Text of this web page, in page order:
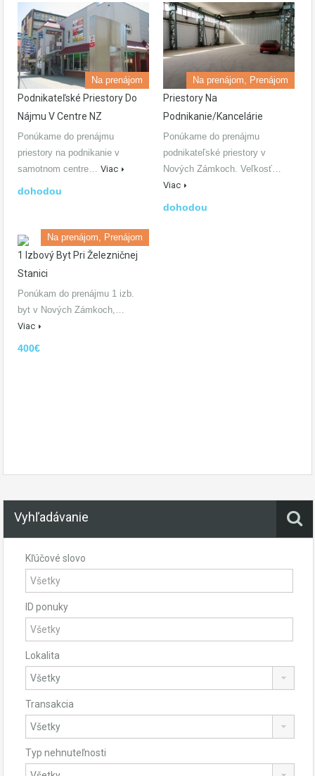
Na prenájom
Podnikateľské Priestory Do
Nájmu V Centre NZ
Ponúkame do prenájmu
priestory na podnikanie v
samotnom centre… Viac
dohodou
Na prenájom, Prenájom
Priestory Na
Podnikanie/kancelárie
Ponúkame do prenájmu
podnikateľské priestory v
Nových Zámkoch. Veľkosť…
Viac
dohodou
Na prenájom, Prenájom
1 Izbový Byt Pri Železničnej
Stanici
Ponúkam do prenájmu 1 izb.
byt v Nových Zámkoch,…
Viac
400€
Vyhľadávanie
Kľúčové slovo
ID ponuky
Lokalita
Transakcia
Typ nehnuteľnosti